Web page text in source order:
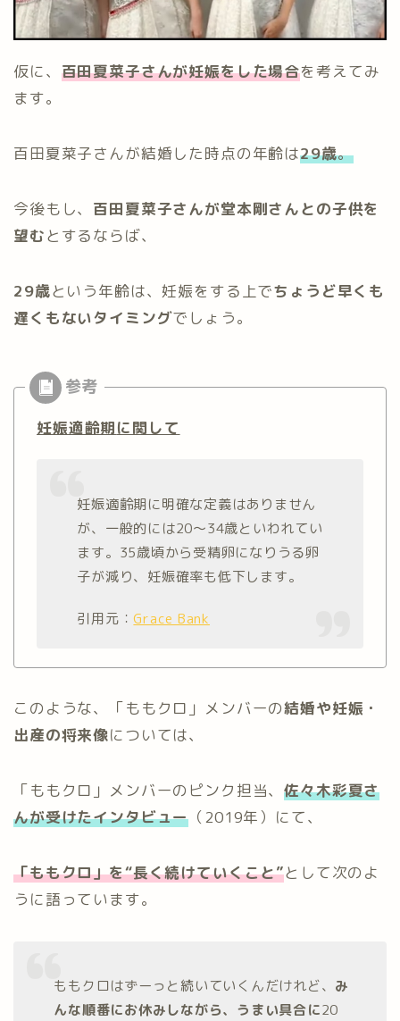
仮に、 百田夏菜子さんが妊娠をした場合を考えてみ
ます。
百田夏菜子さんが結婚した時点の年齢は29歳。
今後もし、 百田夏菜子さんが堂本剛さんとの子供を
望むとするならば、
29歳という年齢は、妊娠をする上でちょうど早くも
遅くもないタイミングでしょう。
妊娠適齢期に関して
妊娠適齢期に明確な定義はありません
が、一般的には20～34歳といわれてい
ます。35歳頃から受精卵になりうる卵
子が減り、妊娠確率も低下します。
引用元：Grace Bank
このような、「ももクロ」メンバーの結婚や妊娠・
出産の将来像については、
「ももクロ」メンバーのピンク担当、佐々木彩夏さ
んが受けたインタビュー （2019年）にて、
「ももクロ」を“長く続けていくこと”として次のよ
うに語っています。
ももクロはずーっと続いていくんだけれど、 み
んな順番にお休みしながら、うまい具合に20